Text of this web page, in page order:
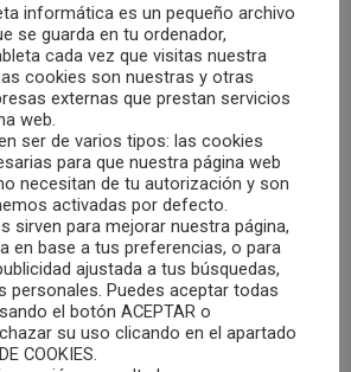
suele reforzar estereotipos
roles dominantes y mujeres
sin matices ni diversidad. Este tipo de
vinculado con una mayor
sobre la violación y actitudes más
de género (Foubert et al.,
2021).
también distorsiona la forma
entienden la sexualidad. La
el sexo como una cuestión
informática es un pequeño archivo
se guarda en tu ordenador,
cada vez que visitas nuestra
cookies son nuestras y otras
externas que prestan servicios
web.
ser de varios tipos: las cookies
para que nuestra página web
necesitan de tu autorización y son
activadas por defecto.
sirven para mejorar nuestra página,
en base a tus preferencias, o para
ajustada a tus búsquedas,
personales. Puedes aceptar todas
el botón ACEPTAR o
su uso clicando en el apartado
COOKIES.